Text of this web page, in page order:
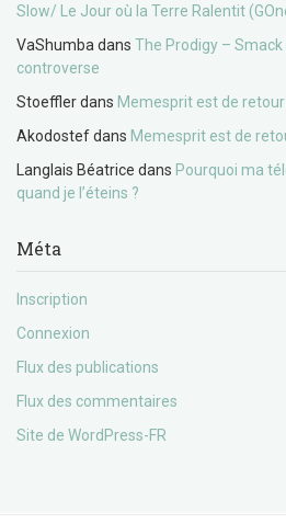
Slow/ Le Jour où la Terre Ralentit
VaShumba dans The Prodigy –
controverse
Stoefflerdans Memesprit est de retour
Akodostefdans Memesprit est de
Langlais Béatrice dans Pourquoi ma
quand je l’éteins ?
Méta
Inscription
Connexion
Flux des publications
Flux des commentaires
Site de WordPress-FR